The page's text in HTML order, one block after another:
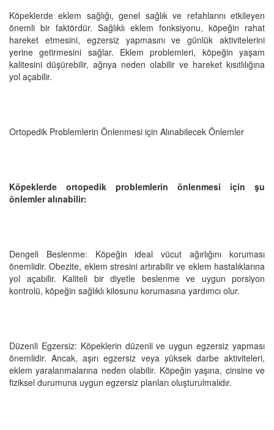
Köpeklerde eklem sağlığı, genel sağlık ve refahlarını etkileyen
önemli bir faktördür. Sağlıklı eklem fonksiyonu, köpeğin rahat
hareket etmesini, egzersiz yapmasını ve günlük aktivitelerini
yerine getirmesini sağlar. Eklem problemleri, köpeğin yaşam
kalitesini düşürebilir, ağrıya neden olabilir ve hareket kısıtlılığına
yol açabilir.
Ortopedik Problemlerin Önlenmesi için Alınabilecek Önlemler
Köpeklerde ortopedik problemlerin önlenmesi için şu
önlemler alınabilir:
Dengeli Beslenme: Köpeğin ideal vücut ağırlığını koruması
önemlidir. Obezite, eklem stresini artırabilir ve eklem hastalıklarına
yol açabilir. Kaliteli bir diyetle beslenme ve uygun porsiyon
kontrolü, köpeğin sağlıklı kilosunu korumasına yardımcı olur.
Düzenli Egzersiz: Köpeklerin düzenli ve uygun egzersiz yapması
önemlidir. Ancak, aşırı egzersiz veya yüksek darbe aktiviteleri,
eklem yaralanmalarına neden olabilir. Köpeğin yaşına, cinsine ve
fiziksel durumuna uygun egzersiz planları oluşturulmalıdır.